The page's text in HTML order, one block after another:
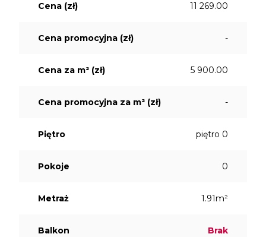
Cena (zł) 11 269.00
Cena promocyjna (zł) -
Cena za m² (zł) 5 900.00
Cena promocyjna za m² (zł) -
Piętro piętro 0
Pokoje 0
Metraż 1.91m²
Balkon Brak